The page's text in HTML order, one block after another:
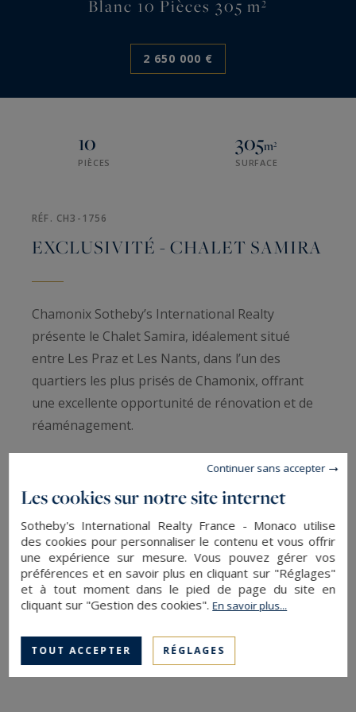
Blanc 10 Pièces 305 m²
2 650 000 €
10
PIÈCES
305m²
SURFACE
RÉF. CH3-1756
EXCLUSIVITÉ - CHALET SAMIRA
Chamonix Sotheby’s International Realty
présente le Chalet Samira, idéalement situé
entre Les Praz et Les Nants, dans l’un des
quartiers les plus prisés de Chamonix, offrant
une excellente opportunité de rénovation et de
réaménagement.
D’une superficie d’environ 305 m², cette
propriété bénéficie de vues panoramiques
Aiguilles et les Drus. Avec ses volumes généreux
et son emplacement exceptionnel, le chalet offre
une occasion unique de créer une résidence
privée d’exception ou de réaménager la
Implanté sur un terrain d’environ 1 000 m², le
Les cookies sur notre site internet
Sotheby's International Realty France - Monaco utilise
des cookies pour personnaliser le contenu et vous offrir
une expérience sur mesure. Vous pouvez gérer vos
préférences et en savoir plus en cliquant sur "Réglages"
et à tout moment dans le pied de page du site en
cliquant sur "Gestion des cookies".En savoir plus...
TOUT ACCEPTER RÉGLAGES
Continuer sans accepter